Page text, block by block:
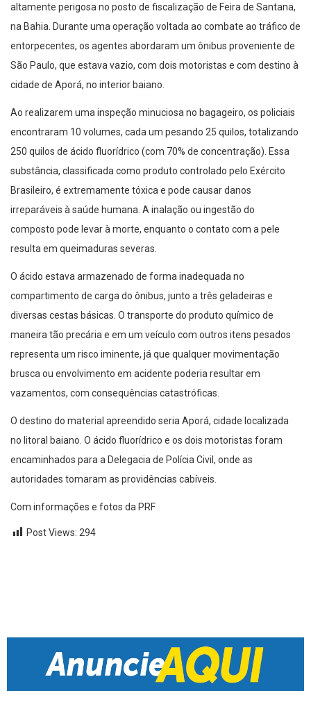
altamente perigosa no posto de fiscalização de Feira de Santana,
na Bahia. Durante uma operação voltada ao combate ao tráfico de
entorpecentes, os agentes abordaram um ônibus proveniente de
São Paulo, que estava vazio, com dois motoristas e com destino à
cidade de Aporá, no interior baiano.
Ao realizarem uma inspeção minuciosa no bagageiro, os policiais
encontraram 10 volumes, cada um pesando 25 quilos, totalizando
250 quilos de ácido fluorídrico (com 70% de concentração). Essa
substância, classificada como produto controlado pelo Exército
Brasileiro, é extremamente tóxica e pode causar danos
irreparáveis à saúde humana. A inalação ou ingestão do
composto pode levar à morte, enquanto o contato com a pele
resulta em queimaduras severas.
O ácido estava armazenado de forma inadequada no
compartimento de carga do ônibus, junto a três geladeiras e
diversas cestas básicas. O transporte do produto químico de
maneira tão precária e em um veículo com outros itens pesados
representa um risco iminente, já que qualquer movimentação
brusca ou envolvimento em acidente poderia resultar em
vazamentos, com consequências catastróficas.
O destino do material apreendido seria Aporá, cidade localizada
no litoral baiano. O ácido fluorídrico e os dois motoristas foram
encaminhados para a Delegacia de Polícia Civil, onde as
autoridades tomaram as providências cabíveis.
Com informações e fotos da PRF
Post Views: 294